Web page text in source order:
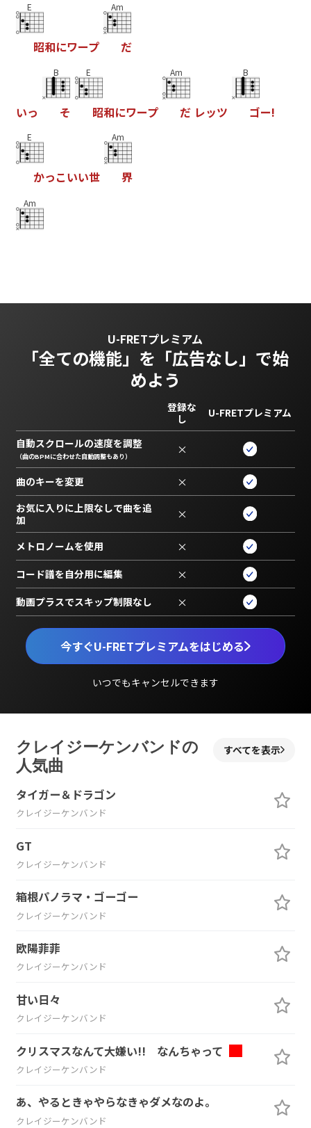
E
昭和にワープ
Am
だ
いっ
B
そ
E
昭和にワープ
Am
だ レッツ
B
ゴー!
E
かっこいい世
Am
界
Am
U-FRETプレミアム
「全ての機能」を 「広告なし」で始
めよう
今すぐU-FRETプレミアムをはじめる
いつでもキャンセルできます
登録な
し
U-FRETプレミアム
自動スクロールの速度を調整
（曲のBPMに合わせた自動調整もあり） ×
曲のキーを変更 ×
お気に入りに上限なしで曲を追
加
×
メトロノームを使用 ×
コード譜を自分用に編集 ×
動画プラスでスキップ制限なし ×
クレイジーケンバンドの
人気曲
すべてを表示
タイガー＆ドラゴン
クレイジーケンバンド
GT
クレイジーケンバンド
箱根パノラマ・ゴーゴー
クレイジーケンバンド
欧陽菲菲
クレイジーケンバンド
甘い日々
クレイジーケンバンド
クリスマスなんて大嫌い!! なんちゃって
クレイジーケンバンド
あ、やるときゃやらなきゃダメなのよ。
クレイジーケンバンド